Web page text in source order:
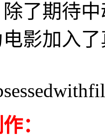
了期待
影加入
：